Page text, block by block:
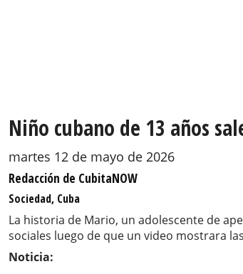
Niño cubano de 13 años
martes 12 de mayo de 2026
Redacción de CubitaNOW
Sociedad, Cuba
La historia de Mario, un adolescente de
sociales luego de que un video mostrara
Noticia: